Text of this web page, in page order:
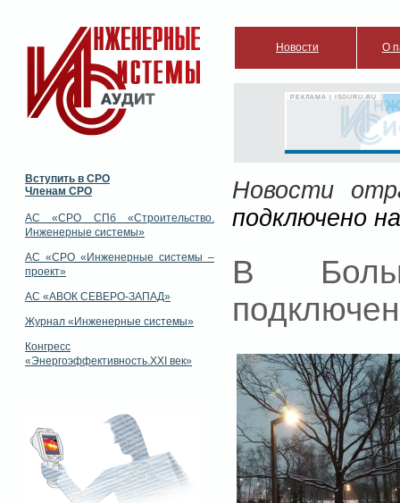
Новости О
РЕКЛАМА | ISGURU.RU
Вступить в СРО
Членам СРО
АС «СРО СПб «Строительство.
Инженерные системы»
АС «СРО «Инженерные системы –
проект»
АС «АВОК СЕВЕРО-ЗАПАД»
Журнал «Инженерные системы»
Конгресс
«Энергоэффективность.XXI век»
Новости
подключено
В